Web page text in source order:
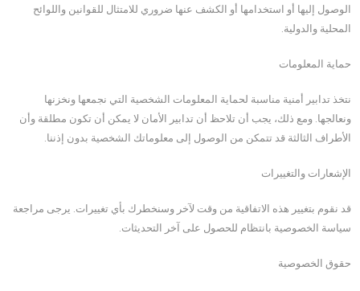
الوصول إليها أو استخدامها أو الكشف عنها ضروري للامتثال للقوانين واللوائح
المحلية والدولية.
حماية المعلومات
نتخذ تدابير أمنية مناسبة لحماية المعلومات الشخصية التي نجمعها ونخزنها
ونعالجها. ومع ذلك، يجب أن تلاحظ أن تدابير الأمان لا يمكن أن تكون مطلقة وأن
الأطراف الثالثة قد تتمكن من الوصول إلى معلوماتك الشخصية بدون إذننا.
الإشعارات والتغييرات
قد نقوم بتغيير هذه الاتفاقية من وقت لآخر وسنخطرك بأي تغييرات. يرجى مراجعة
سياسة الخصوصية بانتظام للحصول على آخر التحديثات.
حقوق الخصوصية